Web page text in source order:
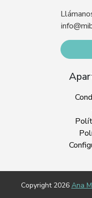
Copyright 2026 Ana